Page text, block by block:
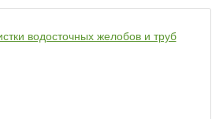
водосточных желобов и труб